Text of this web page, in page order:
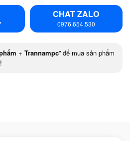
CHAT ZALO
0976.654.530
+ Trannampc” để mua sản phẩm